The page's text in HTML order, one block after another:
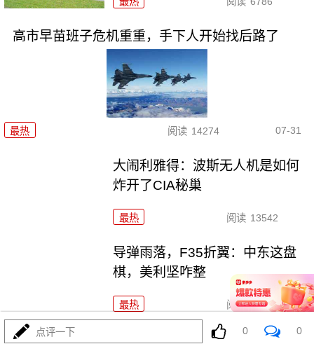
高市早苗班子危机重重，手下人开始找后路了
最热 阅读 14274 07-31
大闹利雅得：波斯无人机是如何
炸开了CIA秘巢
最热 阅读 13542
导弹雨落，F35折翼：中东这盘
棋，美利坚咋整
最热 阅读 12260
惊天丑闻！乌军78万件军火人间蒸发，欧洲吓坏
点评一下 0 0